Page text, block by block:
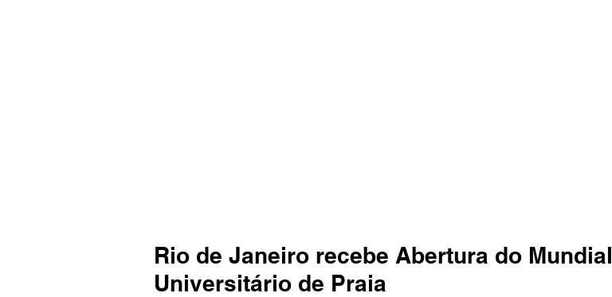
Rio de Janeiro recebe Abertura do Mundial
Universitário de Praia